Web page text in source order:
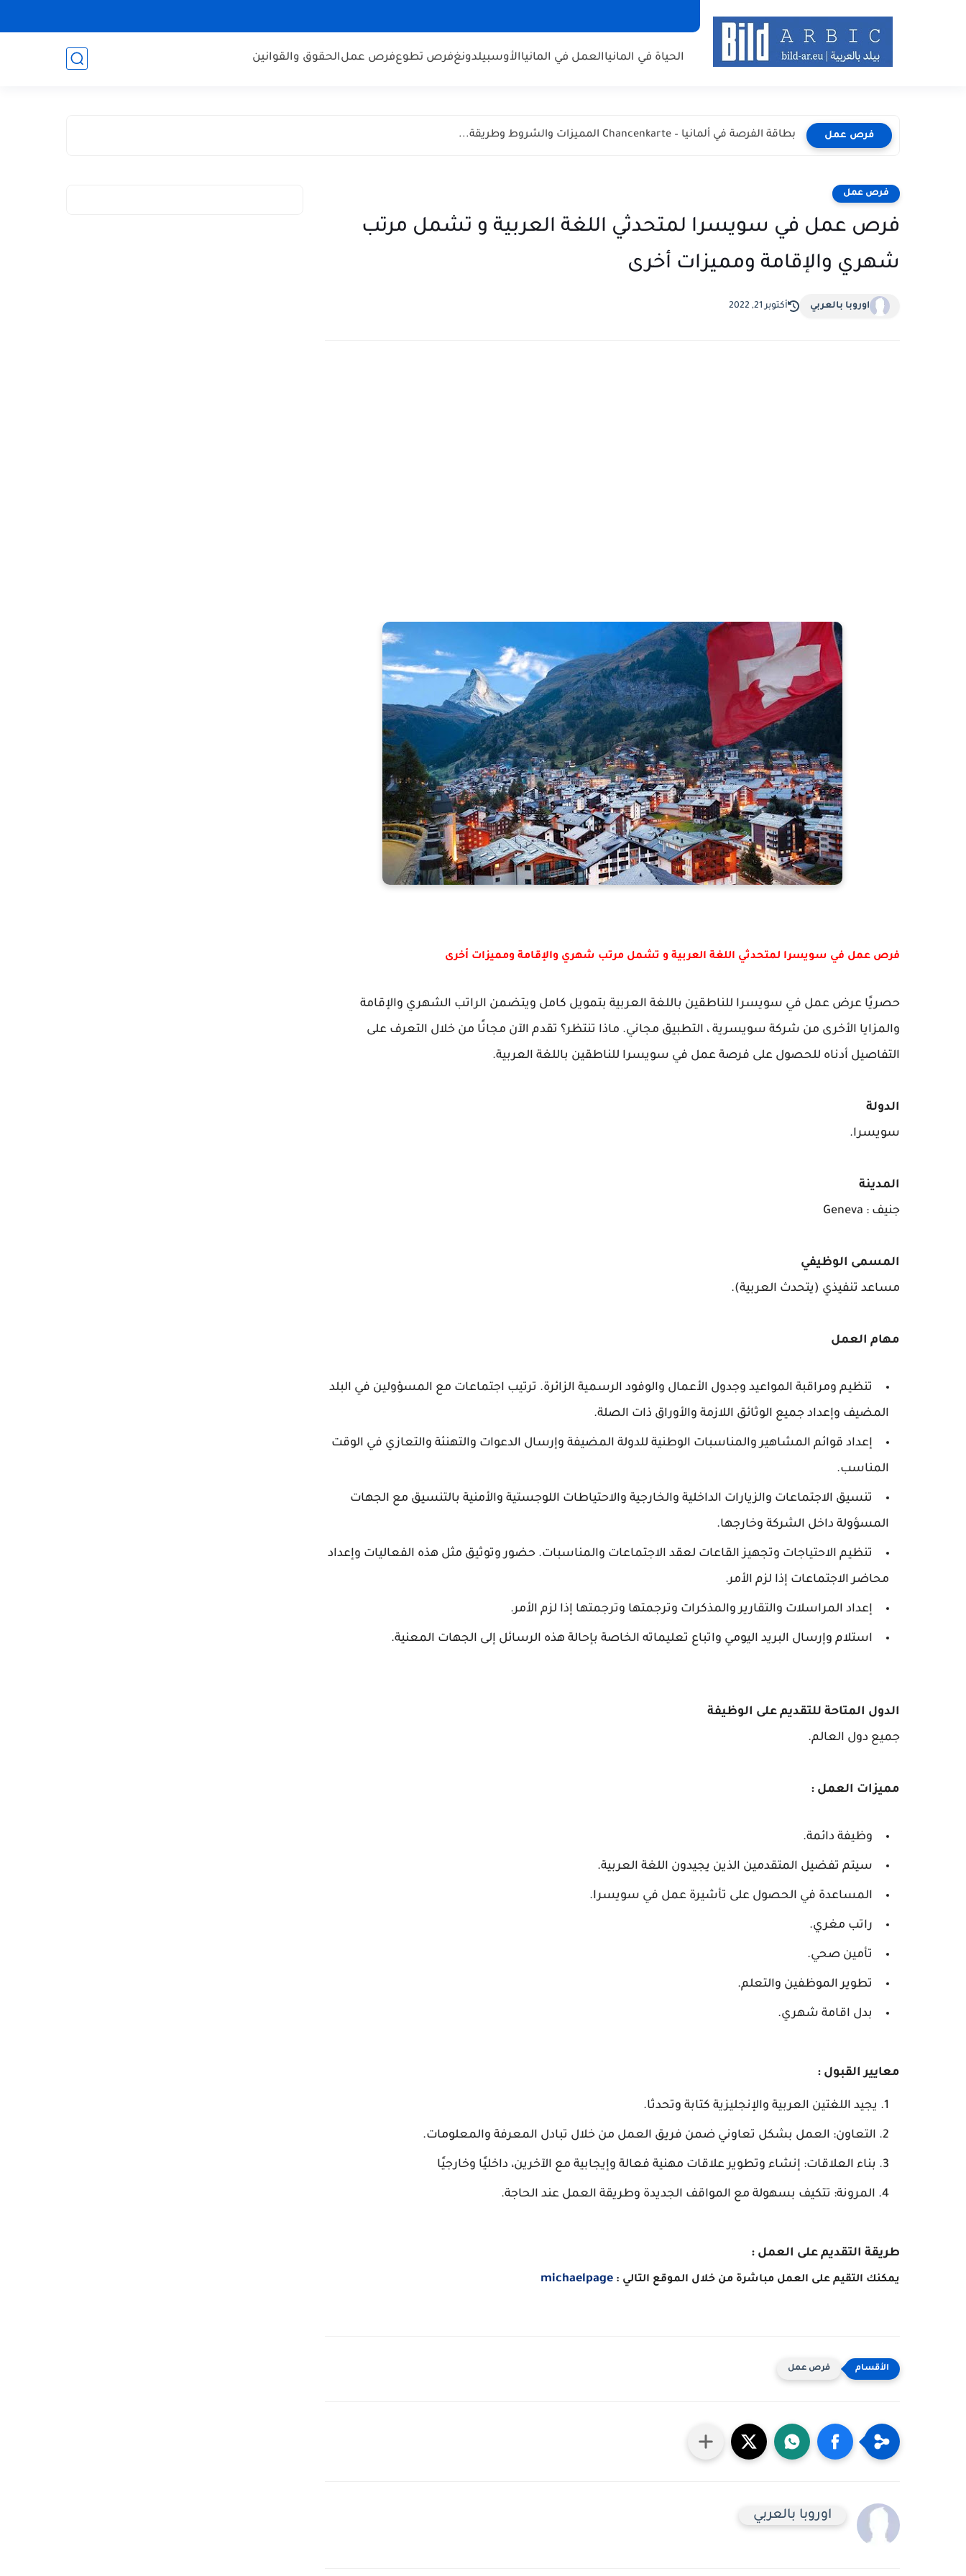
الحياة في المانياالعمل في المانياالأوسبيلدونغفرص تطوعفرص عملالحقوق والقوانين
فرص عمل بطاقة الفرصة في ألمانيا – Chancenkarte المميزات والشروط وطريقة...
فرص عمل
فرص عمل في سويسرا لمتحدثي اللغة العربية و تشمل مرتب
شهري والإقامة ومميزات أخرى
اوروبا بالعربي أكتوبر 21, 2022
فرص عمل في سويسرا لمتحدثي اللغة العربية و تشمل مرتب شهري والإقامة ومميزات أخرى
حصريًا عرض عمل في سويسرا للناطقين باللغة العربية بتمويل كامل ويتضمن الراتب الشهري والإقامة
والمزايا الأخرى من شركة سويسرية ، التطبيق مجاني. ماذا تنتظر؟ تقدم الآن مجانًا من خلال التعرف على
التفاصيل أدناه للحصول على فرصة عمل في سويسرا للناطقين باللغة العربية.
الدولة
سويسرا.
المدينة
جنيف : Geneva
المسمى الوظيفي
مساعد تنفيذي (يتحدث العربية).
مهام العمل
تنظيم ومراقبة المواعيد وجدول الأعمال والوفود الرسمية الزائرة. ترتيب اجتماعات مع المسؤولين في البلد
المضيف وإعداد جميع الوثائق اللازمة والأوراق ذات الصلة.
إعداد قوائم المشاهير والمناسبات الوطنية للدولة المضيفة وإرسال الدعوات والتهنئة والتعازي في الوقت
المناسب.
تنسيق الاجتماعات والزيارات الداخلية والخارجية والاحتياطات اللوجستية والأمنية بالتنسيق مع الجهات
المسؤولة داخل الشركة وخارجها.
تنظيم الاحتياجات وتجهيز القاعات لعقد الاجتماعات والمناسبات. حضور وتوثيق مثل هذه الفعاليات وإعداد
محاضر الاجتماعات إذا لزم الأمر.
إعداد المراسلات والتقارير والمذكرات وترجمتها وترجمتها إذا لزم الأمر.
استلام وإرسال البريد اليومي واتباع تعليماته الخاصة بإحالة هذه الرسائل إلى الجهات المعنية.
الدول المتاحة للتقديم على الوظيفة
جميع دول العالم.
مميزات العمل :
وظيفة دائمة.
سيتم تفضيل المتقدمين الذين يجيدون اللغة العربية.
المساعدة في الحصول على تأشيرة عمل في سويسرا.
راتب مغري.
تأمين صحي.
تطوير الموظفين والتعلم.
بدل اقامة شهري.
معايير القبول :
يجيد اللغتين العربية والإنجليزية كتابة وتحدثا.
التعاون: العمل بشكل تعاوني ضمن فريق العمل من خلال تبادل المعرفة والمعلومات.
بناء العلاقات: إنشاء وتطوير علاقات مهنية فعالة وإيجابية مع الآخرين، داخليًا وخارجيًا
المرونة: تتكيف بسهولة مع المواقف الجديدة وطريقة العمل عند الحاجة.
طريقة التقديم على العمل :
يمكنك التقيم على العمل مباشرة من خلال الموقع التالي : michaelpage
فرص عمل
اوروبا بالعربي